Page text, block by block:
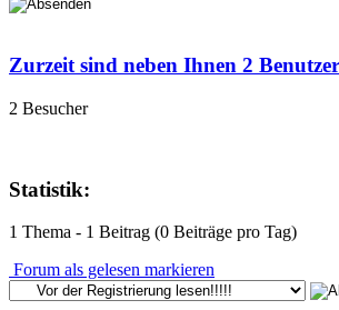
Zurzeit sind neben Ihnen 2
2 Besucher
Statistik:
1 Thema - 1 Beitrag (0 Beiträge pro Tag)
Forum als gelesen markieren